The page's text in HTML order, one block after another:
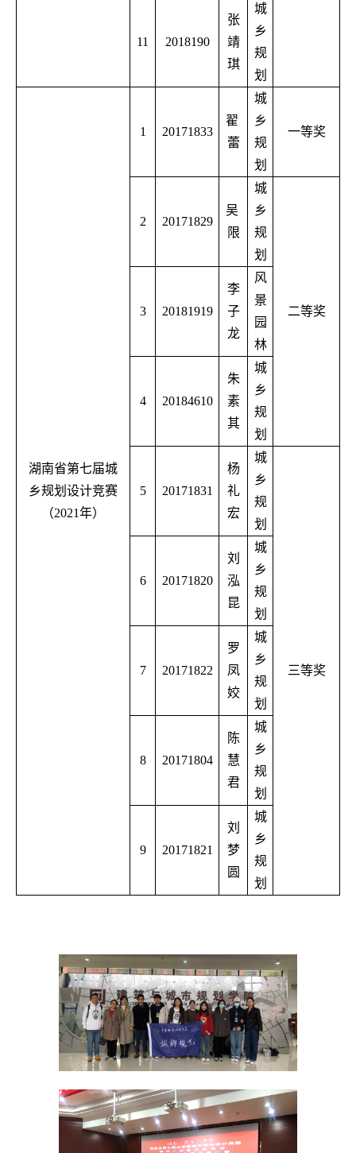
11 2018190
张
靖
琪
城
乡
规
划
湖南省第七届城
乡规划设计竞赛
（2021年）
1 20171833
翟
蕾
城
乡
规
划
一等奖
2 20171829
吴
限
城
乡
规
划
二等奖
3 20181919
李
子
龙
风
景
园
林
4 20184610
朱
素
其
城
乡
规
划
5 20171831
杨
礼
宏
城
乡
规
划
三等奖
6 20171820
刘
泓
昆
城
乡
规
划
7 20171822
罗
凤
姣
城
乡
规
划
8 20171804
陈
慧
君
城
乡
规
划
9 20171821
刘
梦
圆
城
乡
规
划